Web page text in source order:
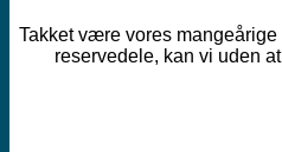
Takket være vores
reservedele, kan vi uden